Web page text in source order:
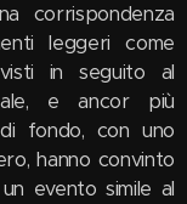
corrispondenza
leggeri come
in seguito al
e ancor più
fondo, con uno
hanno convinto
evento simile al